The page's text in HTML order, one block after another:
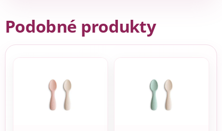
Podobné produkty